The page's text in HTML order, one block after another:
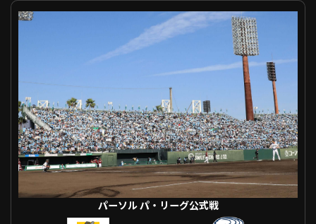
パーソル パ・リーグ公式戦 福岡ソフトバンク VS 埼玉西武
パーソル パ・リーグ公式戦